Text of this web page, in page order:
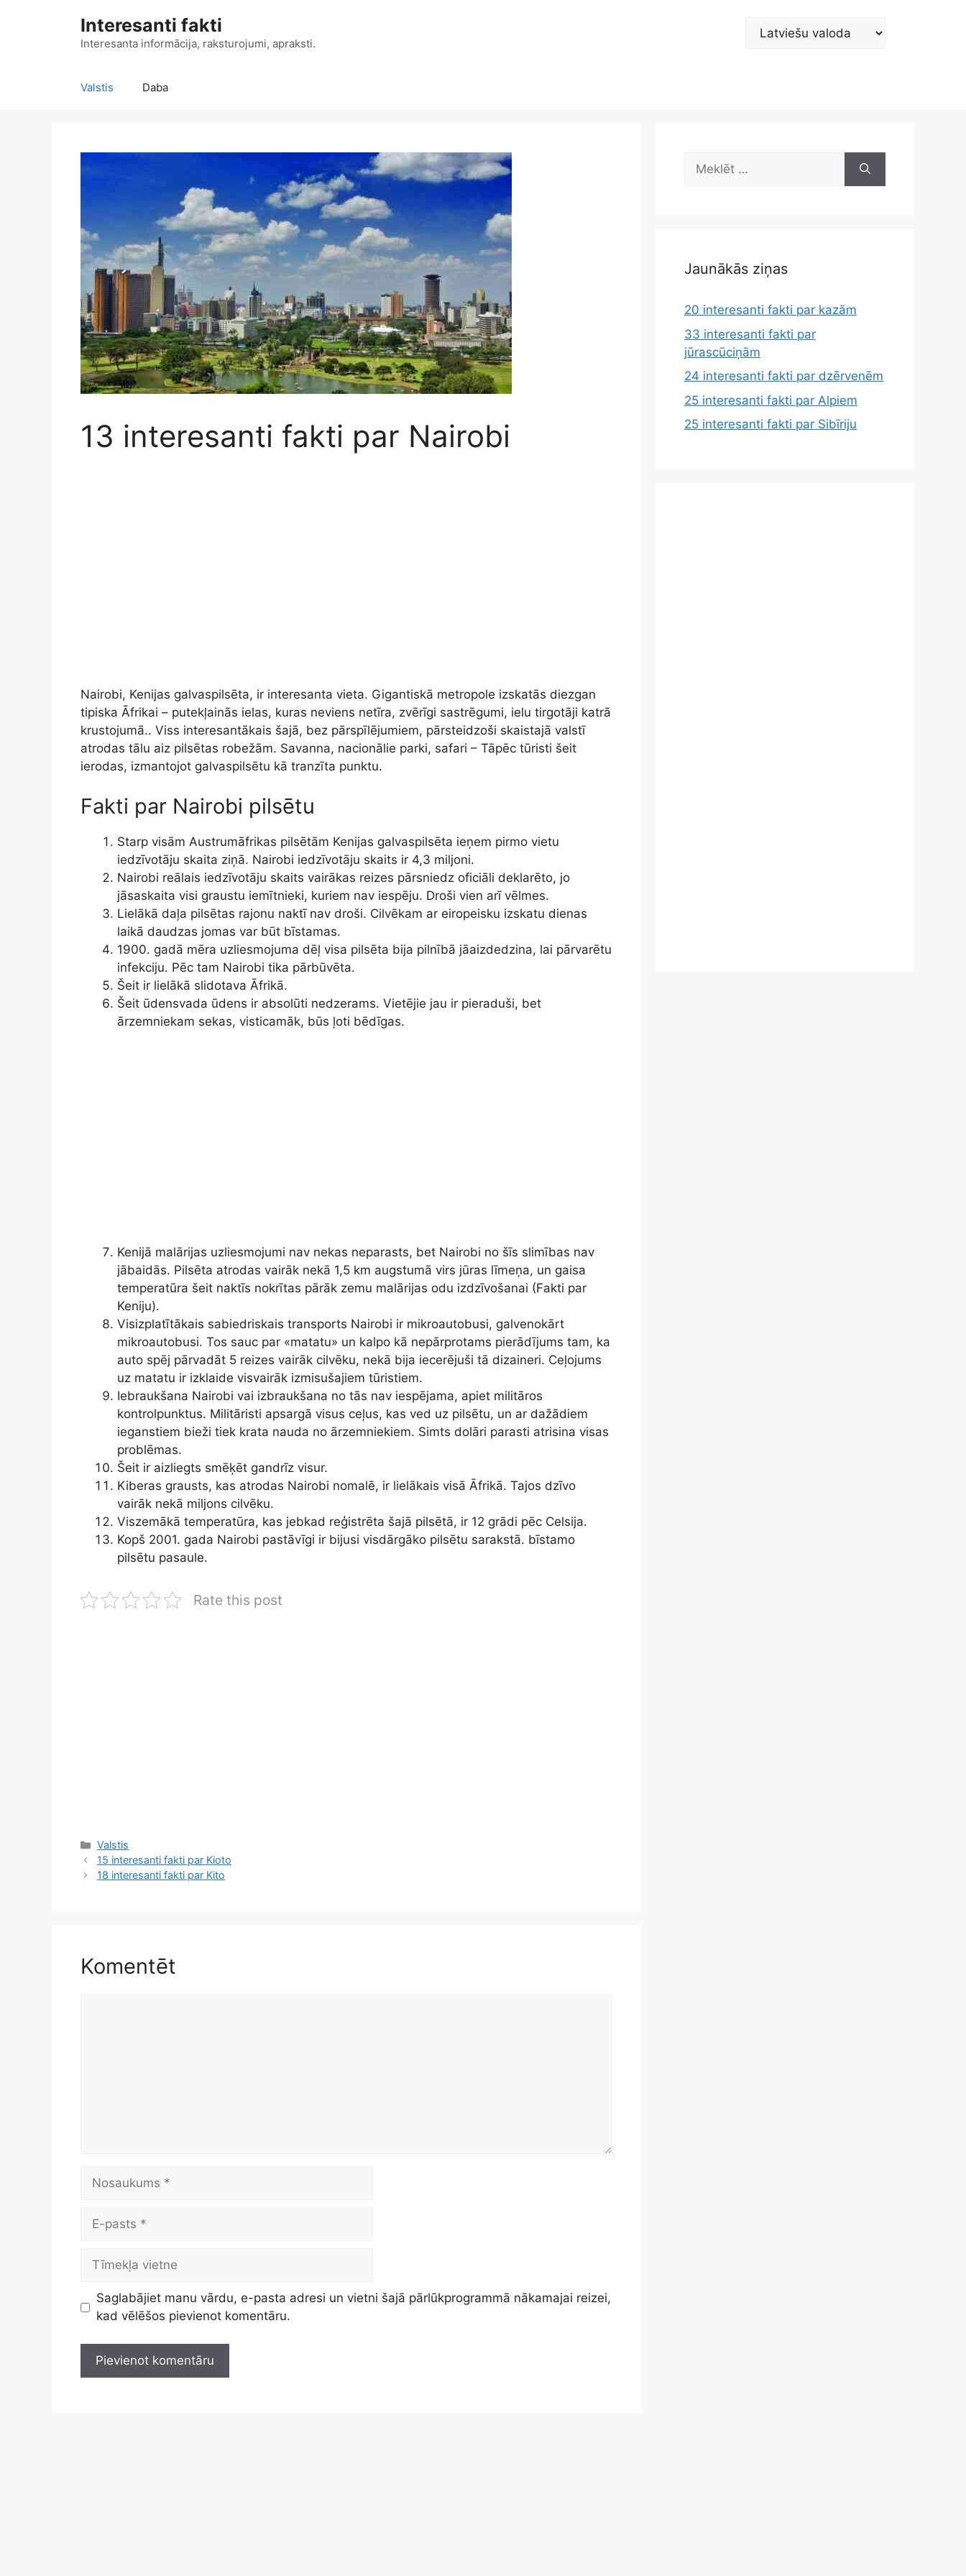
Interesanti fakti
Interesanta informācija, raksturojumi, apraksti.
Choose
Valstis Daba
13 interesanti fakti par Nairobi
Nairobi, Kenijas galvaspilsēta, ir interesanta vieta. Gigantiskā metropole izskatās diezgan
tipiska Āfrikai – putekļainās ielas, kuras neviens netīra, zvērīgi sastrēgumi, ielu tirgotāji katrā
krustojumā.. Viss interesantākais šajā, bez pārspīlējumiem, pārsteidzoši skaistajā valstī
atrodas tālu aiz pilsētas robežām. Savanna, nacionālie parki, safari – Tāpēc tūristi šeit
ierodas, izmantojot galvaspilsētu kā tranzīta punktu.
Fakti par Nairobi pilsētu
Starp visām Austrumāfrikas pilsētām Kenijas galvaspilsēta ieņem pirmo vietu
iedzīvotāju skaita ziņā. Nairobi iedzīvotāju skaits ir 4,3 miljoni.
Nairobi reālais iedzīvotāju skaits vairākas reizes pārsniedz oficiāli deklarēto, jo
jāsaskaita visi graustu iemītnieki, kuriem nav iespēju. Droši vien arī vēlmes.
Lielākā daļa pilsētas rajonu naktī nav droši. Cilvēkam ar eiropeisku izskatu dienas
laikā daudzas jomas var būt bīstamas.
1900. gadā mēra uzliesmojuma dēļ visa pilsēta bija pilnībā jāaizdedzina, lai pārvarētu
infekciju. Pēc tam Nairobi tika pārbūvēta.
Šeit ir lielākā slidotava Āfrikā.
Šeit ūdensvada ūdens ir absolūti nedzerams. Vietējie jau ir pieraduši, bet
ārzemniekam sekas, visticamāk, būs ļoti bēdīgas.
Kenijā malārijas uzliesmojumi nav nekas neparasts, bet Nairobi no šīs slimības nav
jābaidās. Pilsēta atrodas vairāk nekā 1,5 km augstumā virs jūras līmeņa, un gaisa
temperatūra šeit naktīs nokrītas pārāk zemu malārijas odu izdzīvošanai (Fakti par
Keniju).
Visizplatītākais sabiedriskais transports Nairobi ir mikroautobusi, galvenokārt
mikroautobusi. Tos sauc par «matatu» un kalpo kā nepārprotams pierādījums tam, ka
auto spēj pārvadāt 5 reizes vairāk cilvēku, nekā bija iecerējuši tā dizaineri. Ceļojums
uz matatu ir izklaide visvairāk izmisušajiem tūristiem.
Iebraukšana Nairobi vai izbraukšana no tās nav iespējama, apiet militāros
kontrolpunktus. Militāristi apsargā visus ceļus, kas ved uz pilsētu, un ar dažādiem
ieganstiem bieži tiek krata nauda no ārzemniekiem. Simts dolāri parasti atrisina visas
problēmas.
Šeit ir aizliegts smēķēt gandrīz visur.
Kiberas grausts, kas atrodas Nairobi nomalē, ir lielākais visā Āfrikā. Tajos dzīvo
vairāk nekā miljons cilvēku.
Viszemākā temperatūra, kas jebkad reģistrēta šajā pilsētā, ir 12 grādi pēc Celsija.
Kopš 2001. gada Nairobi pastāvīgi ir bijusi visdārgāko pilsētu sarakstā. bīstamo
pilsētu pasaule.
Rate this post
Kategorijas
Valstis
15 interesanti fakti par Kioto
18 interesanti fakti par Kito
Komentēt
Nosaukums
pasts
Tīmekļa
Saglabājiet manu vārdu, e-pasta adresi un vietni šajā pārlūkprogrammā nākamajai reizei,
kad vēlēšos pievienot komentāru.
Meklēt:
Jaunākās ziņas
20 interesanti fakti par kazām
33 interesanti fakti par
jūrascūciņām
24 interesanti fakti par dzērvenēm
25 interesanti fakti par Alpiem
25 interesanti fakti par Sibīriju